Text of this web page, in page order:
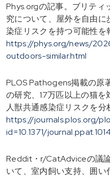
Phys.orgの記事。ブリティ
究について、屋外を自由
染症リスクを持つ可能性を
https://phys.org/news/
outdoors-similar.html
PLOS Pathogens掲載の原
の研究、17万匹以上の猫を
人獣共通感染症リスクを分
https://journals.plos.org/
id=10.1371/
Reddit・r/CatAdviceの議
いて、室内飼い支持、囲